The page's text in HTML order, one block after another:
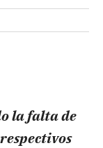
la falta de